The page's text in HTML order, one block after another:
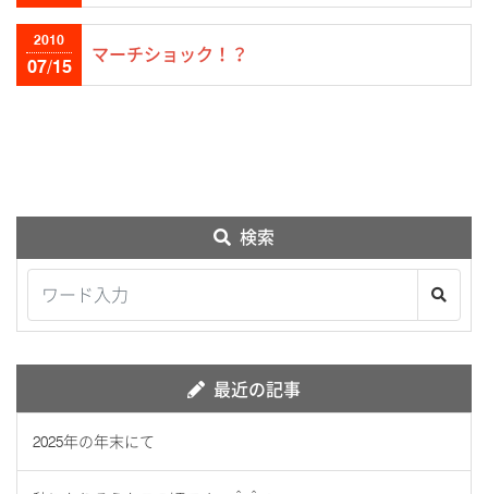
2010
07/15
マーチショック！？
検索
最近の記事
2025年の年末にて